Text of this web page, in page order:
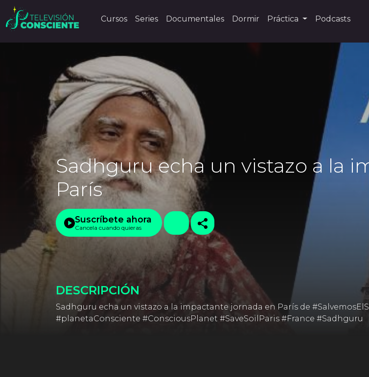
Cursos Series Documentales Dormir Práctica Podcasts
Sadhguru echa un vistazo a la
París
Suscríbete ahora
Cancela cuando quieras
DESCRIPCIÓN
Sadhguru echa un vistazo a la impactante jornada en París de
#planetaConsciente #ConsciousPlanet #SaveSoilParis #France #Sadhguru